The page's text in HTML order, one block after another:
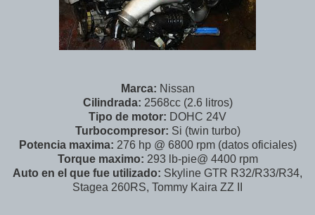
Marca: Nissan
Cilindrada: 2568cc (2.6 litros)
Tipo de motor: DOHC 24V
Turbocompresor: Si (twin turbo)
Potencia maxima: 276 hp @ 6800 rpm (datos oficiales)
Torque maximo: 293 lb-pie@ 4400 rpm
Auto en el que fue utilizado: Skyline GTR R32/R33/R34,
Stagea 260RS, Tommy Kaira ZZ II